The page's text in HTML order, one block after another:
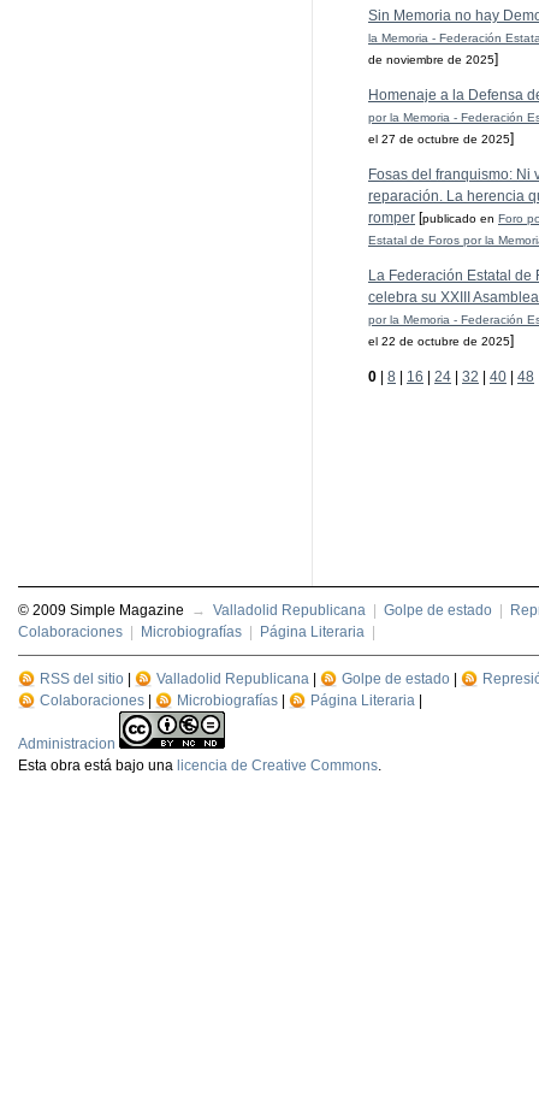
Sin Memoria no hay
la Memoria - Federación
de noviembre de 2025]
Homenaje a la Defensa
por la Memoria - Federación
el 27 de octubre de 2025]
Fosas del franquismo: Ni
reparación. La herencia
romper [publicado en Foro
Estatal de Foros por la
La Federación Estatal de
celebra su XXIII
por la Memoria - Federación
el 22 de octubre de 2025]
0 8 16 24 32 40 48
© 2009 Simple Magazine → Valladolid Republicana Golpe de estado
Colaboraciones
Microbiografías Página Literaria
RSS del sitio Valladolid Republicana Golpe de estado
Colaboraciones
Microbiografías Página Literaria
Administracion
Esta obra está bajo una licencia de Creative Commons.